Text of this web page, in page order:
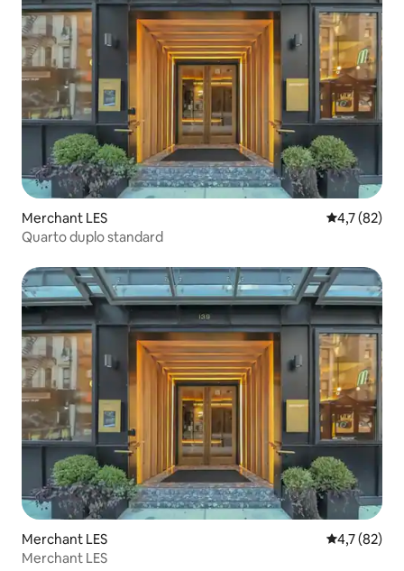
Merchant LES 4,7 de uma
4,7 (82)
Quarto duplo standard
Merchant LES 4,7 de uma
4,7 (82)
Merchant LES